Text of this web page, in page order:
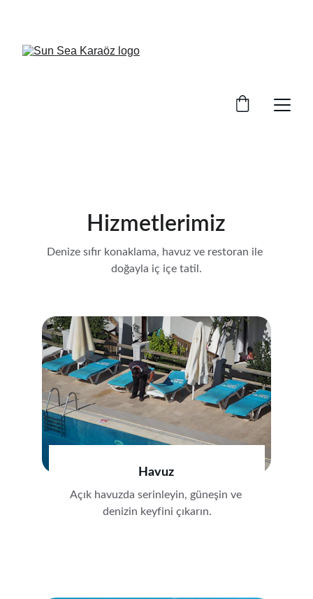
Hizmetlerimiz
Denize sıfır konaklama, havuz ve restoran ile
doğayla iç içe tatil.
Havuz
Açık havuzda serinleyin, güneşin ve
denizin keyfini çıkarın.